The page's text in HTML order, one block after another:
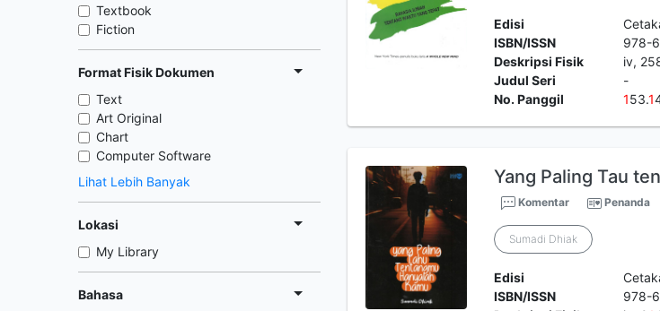
Textbook
Fiction
Format Fisik Dokumen
Text
Art Original
Chart
Computer Software
Lihat Lebih Banyak
Lokasi
My Library
Bahasa
Edisi
ISBN/ISSN
978-
Deskripsi Fisik
iv,
Judul Seri
-
No. Panggil
153.1
Yang Paling Tau
Komentar Penanda
Sumadi Dhiak
Edisi
ISBN/ISSN
978-